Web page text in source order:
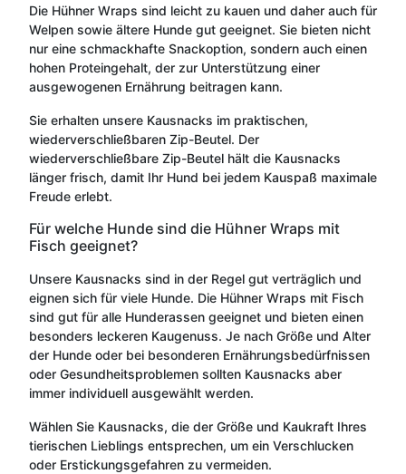
Die Hühner Wraps sind leicht zu kauen und daher auch für
Welpen sowie ältere Hunde gut geeignet. Sie bieten nicht
nur eine schmackhafte Snackoption, sondern auch einen
hohen Proteingehalt, der zur Unterstützung einer
ausgewogenen Ernährung beitragen kann.
Sie erhalten unsere Kausnacks im praktischen,
wiederverschließbaren Zip-Beutel. Der
wiederverschließbare Zip-Beutel hält die Kausnacks
länger frisch, damit Ihr Hund bei jedem Kauspaß maximale
Freude erlebt.
Für welche Hunde sind die Hühner Wraps mit
Fisch geeignet?
Unsere Kausnacks sind in der Regel gut verträglich und
eignen sich für viele Hunde. Die Hühner Wraps mit Fisch
sind gut für alle Hunderassen geeignet und bieten einen
besonders leckeren Kaugenuss. Je nach Größe und Alter
der Hunde oder bei besonderen Ernährungsbedürfnissen
oder Gesundheitsproblemen sollten Kausnacks aber
immer individuell ausgewählt werden.
Wählen Sie Kausnacks, die der Größe und Kaukraft Ihres
tierischen Lieblings entsprechen, um ein Verschlucken
oder Erstickungsgefahren zu vermeiden.